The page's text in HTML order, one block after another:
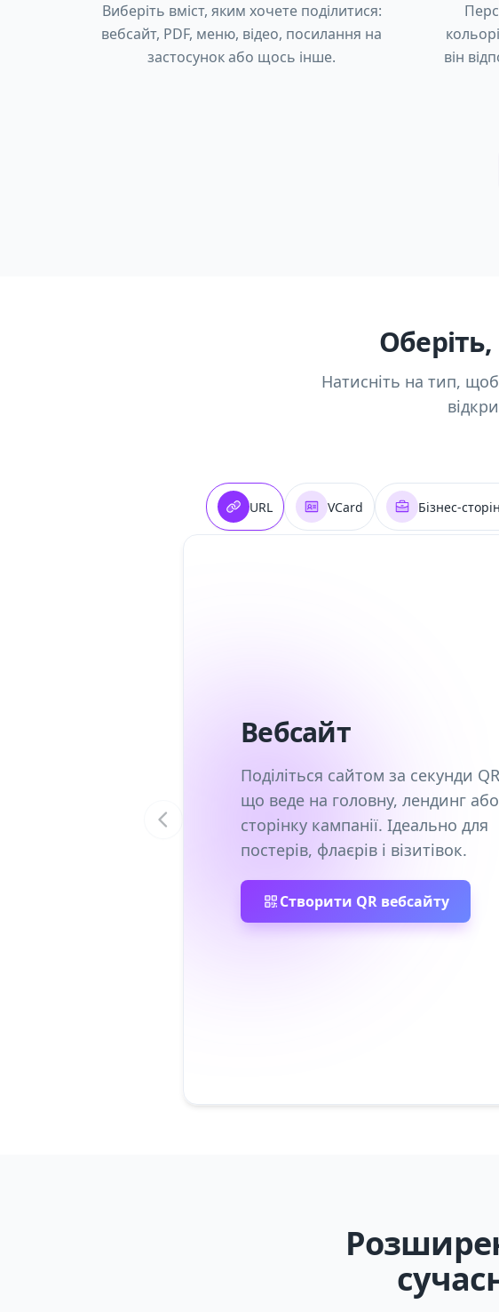
Виберіть вміст, яким хочете поділитися:
вебсайт, PDF, меню, відео, посилання на
застосунок або щось інше.
він
Натисніть на тип,
URL VCard Бізнес-
Вебсайт
Поділіться сайтом за секунди
що веде на головну, лендинг або
сторінку кампанії. Ідеально для
постерів, флаєрів і візитівок.
Створити QR вебсайту